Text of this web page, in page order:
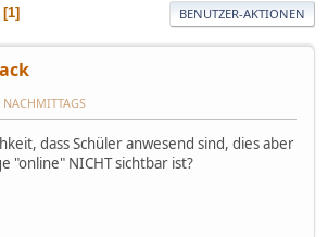
1 BENUTZER-AKTIONEN
dass Schüler anwesend sind, dies aber
"online" NICHT sichtbar ist?